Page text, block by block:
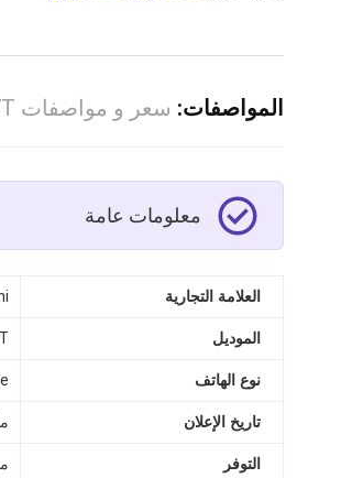
المواصفات: سعر و مواصفات Xiaomi 17T تفاصيل كاملة
معلومات عامة
العلامة التجارية
الموديل
نوع الهاتف
تاريخ الإعلان
التوفر